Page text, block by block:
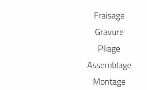
Fraisage
Gravure
Pliage
Assemblage
Montage